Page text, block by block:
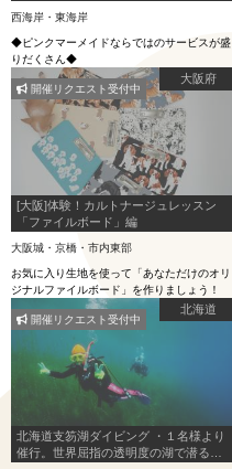
制限撮影】は当店だけ！餌やり・駐車
場・シャワー・ドライヤー全て無料
西海岸・東海岸
◆ピンクマーメイドならではのサービスが盛
りだくさん◆
大阪府
[大阪]体験！カルトナージュレッスン
「ファイルボード」編
大阪城・京橋・市内東部
お気に入り生地を使って「あなただけのオリ
ジナルファイルボード」を作りましょう！
開催リクエスト受付中
北海道
北海道支笏湖ダイビング ・１名様より
催行。世界屈指の透明度の湖で潜る。
開催リクエスト受付中